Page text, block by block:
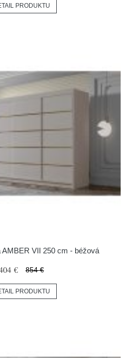
PRODUKTU
VII 250 cm - béžová
€ 854 €
PRODUKTU